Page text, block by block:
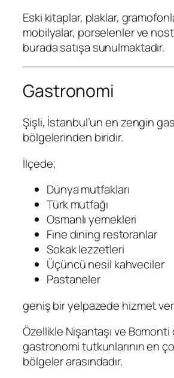
Eski kitaplar, plaklar,
mobilyalar, porselenler ve
burada satışa sunulmaktadır.
Gastronomi
Şişli, İstanbul’un en zengin
bölgelerinden biridir.
İlçede;
Dünya mutfakları
Türk mutfağı
Osmanlı yemekleri
Fine dining restoranlar
Sokak lezzetleri
Üçüncü nesil kahveciler
Pastaneler
geniş bir yelpazede hizmet
Özellikle Nişantaşı ve Bomonti
gastronomi tutkunlarının en
bölgeler arasındadır.